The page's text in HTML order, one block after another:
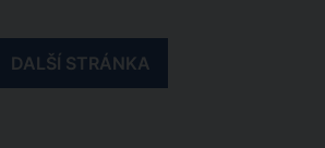
DALŠÍ STRÁNKA